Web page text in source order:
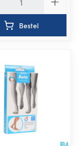
Bestel